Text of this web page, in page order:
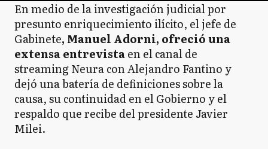
En medio de la investigación judicial por
presunto enriquecimiento ilícito, el jefe de
Gabinete, Manuel Adorni, ofreció una
extensa entrevistaen el canal de
streaming Neura con Alejandro Fantino y
dejó una batería de definiciones sobre la
causa, su continuidad en el Gobierno y el
respaldo que recibe del presidente Javier
Milei.